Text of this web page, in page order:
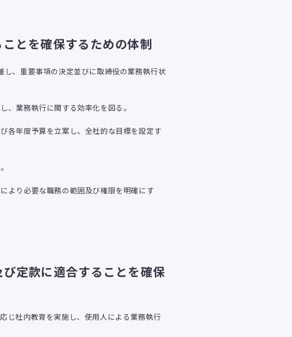
とを確保するための体制
し、重要事項の決定並びに取締役の業務執行状
、業務執行に関する効率化を図る。
各年度予算を立案し、全社的な目標を設定す
より必要な職務の範囲及び権限を明確にす
定款に適合することを確保
じ社内教育を実施し、使用人による業務執行